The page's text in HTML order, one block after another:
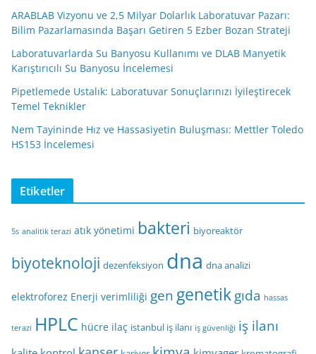
ARABLAB Vizyonu ve 2,5 Milyar Dolarlık Laboratuvar Pazarı:
Bilim Pazarlamasında Başarı Getiren 5 Ezber Bozan Strateji
Laboratuvarlarda Su Banyosu Kullanımı ve DLAB Manyetik
Karıştırıcılı Su Banyosu İncelemesi
Pipetlemede Ustalık: Laboratuvar Sonuçlarınızı İyileştirecek
Temel Teknikler
Nem Tayininde Hız ve Hassasiyetin Buluşması: Mettler Toledo
HS153 İncelemesi
Etiketler
5s analitik terazi atık yönetimi bakteri biyoreaktör
biyoteknoloji dezenfeksiyon dna dna analizi
elektroforez Enerji verimliliği gen genetikgıda hassas
terazi HPLC hücre ilaç istanbul iş ilanı iş güvenliği iş ilanı